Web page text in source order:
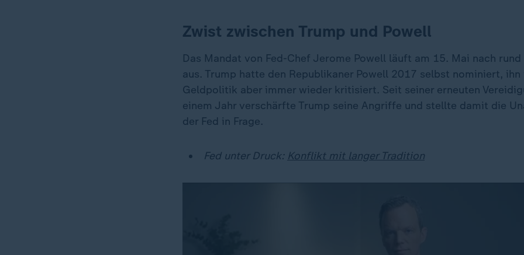
Zwist zwischen Trump und Powell
Das Mandat von Fed-Chef Jerome Powell läuft am 15. Mai nach
aus. Trump hatte den Republikaner Powell 2017 selbst nominiert, ihn
Geldpolitik aber immer wieder kritisiert. Seit seiner erneuten
einem Jahr verschärfte Trump seine Angriffe und stellte damit die
der Fed in Frage.
Fed unter Druck: Konflikt mit langer Tradition